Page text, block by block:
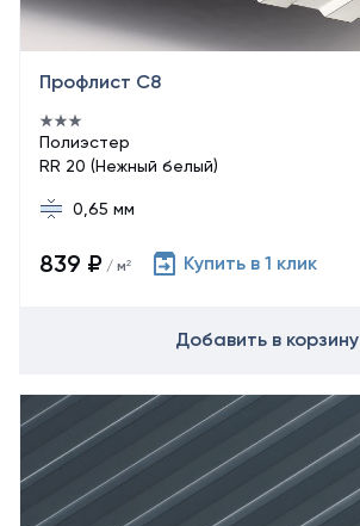
Профлист С8
Полиэстер
RR 20 (Нежный белый)
0,65 мм
839 ₽ / м² Купить в 1 клик
Добавить в корзину